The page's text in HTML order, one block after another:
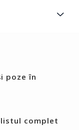
poze în
complet